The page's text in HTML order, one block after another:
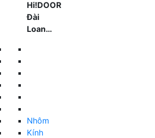
Hi!DOOR
Đài
Loan…
Nhôm
Kính